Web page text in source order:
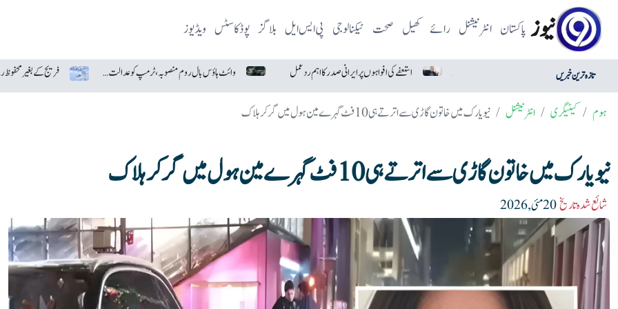
نیوز پاکستان انٹرنیشنل رائے کھیل صحت ٹیکنالوجی پی ایس ایل بلاگز پوڈکاسٹس ویڈیوز
تازہ ترین خبریں استعفے کی افواہوں پر ایرانی صدر کا اہم ردعمل وائٹ ہاؤس بال روم منصوبہ، ٹرمپ کو عدالت سے بڑا جھٹکا فریج
ہوم کیٹیگری انٹرنیشنل نیویارک میں خاتون گاڑی سے اترتے ہی 10 فٹ گہرے مین ہول میں گر کر ہلاک
نیویارک میں خاتون گاڑی سے اترتے ہی 10 فٹ گہرے مین ہول میں گر کر ہلاک
شائع شدہ تاریخ